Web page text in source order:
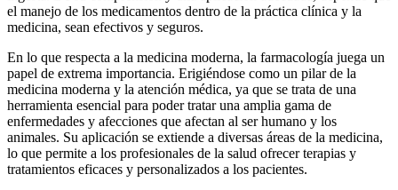
el manejo de los medicamentos dentro de la práctica clínica y la
medicina, sean efectivos y seguros.
En lo que respecta a la medicina moderna, la farmacología juega un
papel de extrema importancia. Erigiéndose como un pilar de la
medicina moderna y la atención médica, ya que se trata de una
herramienta esencial para poder tratar una amplia gama de
enfermedades y afecciones que afectan al ser humano y los
animales. Su aplicación se extiende a diversas áreas de la medicina,
lo que permite a los profesionales de la salud ofrecer terapias y
tratamientos eficaces y personalizados a los pacientes.